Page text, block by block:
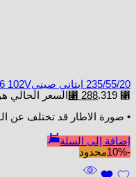
235/55/20 ابتاني صينيD2026 102V
⃁ 319.
⃁ 288 السعر الحالي هو:
• صورة الاطار قد تختلف عن
إضافة إلى السلة
-10%
محدود